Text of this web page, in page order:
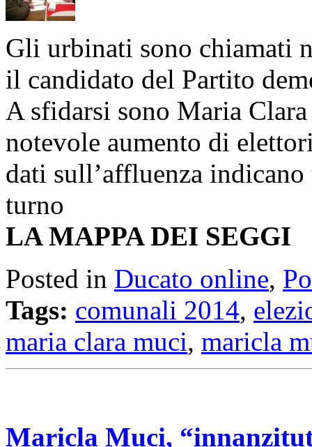
Gli urbinati sono chiamati
il candidato del Partito
A sfidarsi sono Maria
notevole aumento di
dati sull’affluenza
turno
LA MAPPA DEI SEGGI
Posted in Ducato online,
Tags: comunali 2014,
maria clara muci, maricla
Maricla Muci,